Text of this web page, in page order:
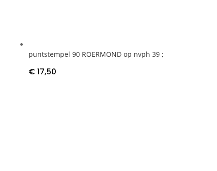
puntstempel 90 ROERMOND op nvph 39 ;
€ 17,50